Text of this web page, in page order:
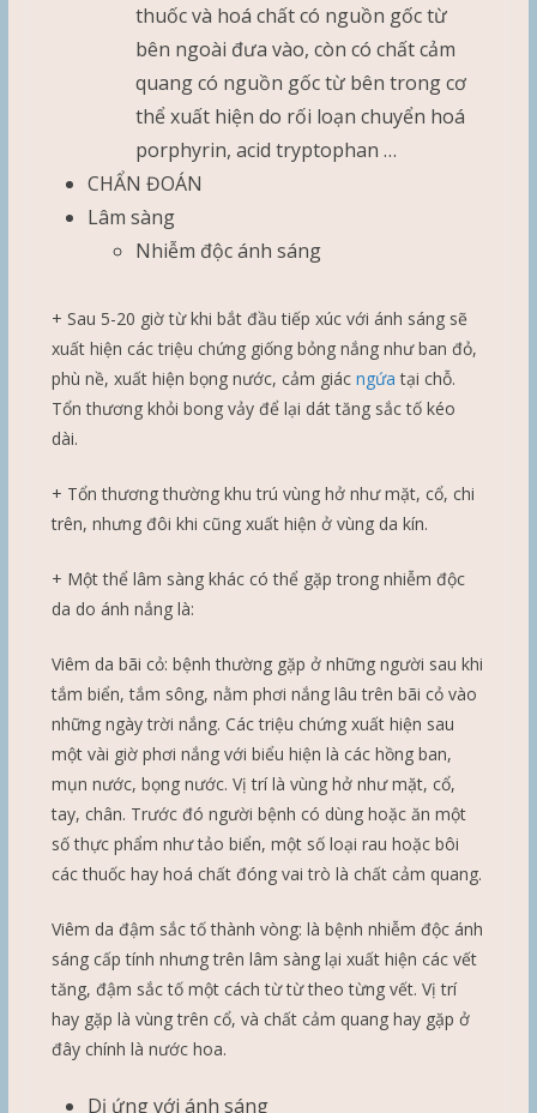
thuốc và hoá chất có nguồn gốc từ
bên ngoài đưa vào, còn có chất cảm
quang có nguồn gốc từ bên trong cơ
thể xuất hiện do rối loạn chuyển hoá
porphyrin, acid tryptophan …
CHẨN ĐOÁN
Lâm sàng
Nhiễm độc ánh sáng
+ Sau 5-20 giờ từ khi bắt đầu tiếp xúc với ánh sáng sẽ
xuất hiện các triệu chứng giống bỏng nắng như ban đỏ,
phù nề, xuất hiện bọng nước, cảm giác ngứa tại chỗ.
Tổn thương khỏi bong vảy để lại dát tăng sắc tố kéo
dài.
+ Tổn thương thường khu trú vùng hở như mặt, cổ, chi
trên, nhưng đôi khi cũng xuất hiện ở vùng da kín.
+ Một thể lâm sàng khác có thể gặp trong nhiễm độc
da do ánh nắng là:
Viêm da bãi cỏ: bệnh thường gặp ở những người sau khi
tắm biển, tắm sông, nằm phơi nắng lâu trên bãi cỏ vào
những ngày trời nắng. Các triệu chứng xuất hiện sau
một vài giờ phơi nắng với biểu hiện là các hồng ban,
mụn nước, bọng nước. Vị trí là vùng hở như mặt, cổ,
tay, chân. Trước đó người bệnh có dùng hoặc ăn một
số thực phẩm như tảo biển, một số loại rau hoặc bôi
các thuốc hay hoá chất đóng vai trò là chất cảm quang.
Viêm da đậm sắc tố thành vòng: là bệnh nhiễm độc ánh
sáng cấp tính nhưng trên lâm sàng lại xuất hiện các vết
tăng, đậm sắc tố một cách từ từ theo từng vết. Vị trí
hay gặp là vùng trên cổ, và chất cảm quang hay gặp ở
đây chính là nước hoa.
Dị ứng với ánh sáng